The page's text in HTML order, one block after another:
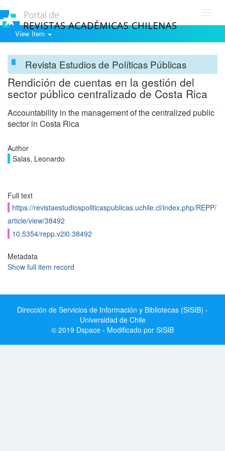
View Item
Revista Estudios de Políticas Públicas
Rendición de cuentas en la gestión del
sector público centralizado de Costa Rica
Accountability in the management of the centralized public
sector in Costa Rica
Author
Salas, Leonardo
Full text
https://revistaestudiospoliticaspublicas.uchile.cl/index.php/REPP/
article/view/38492
10.5354/repp.v2i0.38492
Metadata
Show full item record
Dirección de Servicios de Información y Bibliotecas (SISIB) -
Universidad de Chile
© 2019 Dspace - Modificado por SISIB